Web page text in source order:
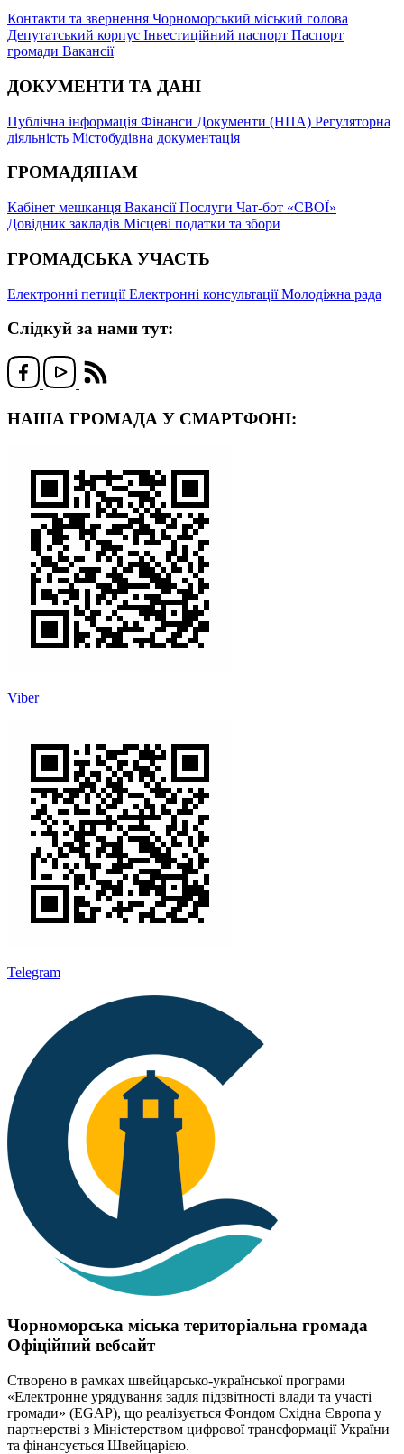
Контакти та звернення Чорноморський міський голова
Депутатський корпус Інвестиційний паспорт Паспорт
громади Вакансії
ДОКУМЕНТИ ТА ДАНІ
Публічна інформація Фінанси Документи (НПА) Регуляторна
діяльність Містобудівна документація
ГРОМАДЯНАМ
Кабінет мешканця ВакансіїПослуги Чат-бот «СВОЇ»
Довідник закладів Місцеві податки та збори
ГРОМАДСЬКА УЧАСТЬ
Електронні петиціїЕлектронні консультаціїМолодіжна рада
Слідкуй за нами тут:
НАША ГРОМАДА У СМАРТФОНІ:
Viber
Telegram
Чорноморська міська територіальна громада
Офіційний вебсайт
Створено в рамках швейцарсько-української програми
«Електронне урядування задля підзвітності влади та участі
громади» (EGAP), що реалізується Фондом Східна Європа у
партнерстві з Міністерством цифрової трансформації України
та фінансується Швейцарією.